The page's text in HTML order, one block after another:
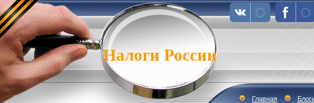
Налоги России
Главная